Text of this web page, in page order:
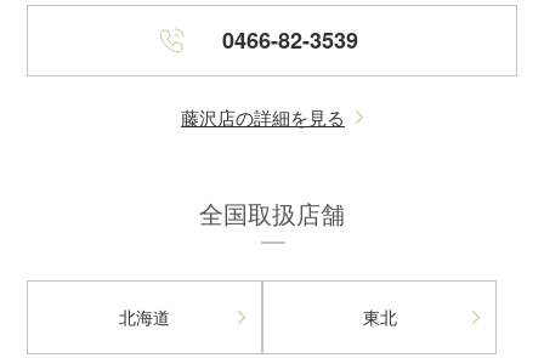
0466-82-3539
藤沢店の詳細を見る
全国取扱店舗
北海道 東北